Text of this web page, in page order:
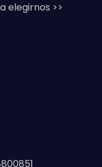
elegirnos >>